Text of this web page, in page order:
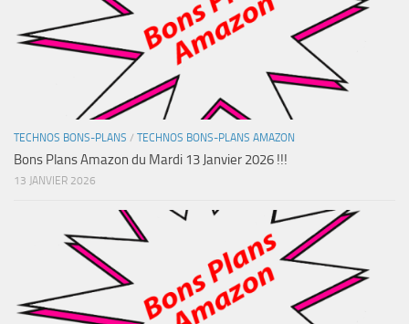
TECHNOS BONS-PLANS / TECHNOS BONS-PLANS AMAZON
Bons Plans Amazon du Mardi 13 Janvier 2026 !!!
13 JANVIER 2026